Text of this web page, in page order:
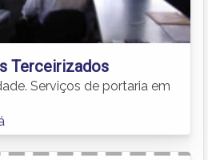
Terceirizados
Serviços de portaria em